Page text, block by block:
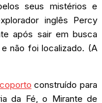
seus mistérios e
inglês Percy
após sair em busca
não foi localizado. (A
construído para
da Fé, o Mirante de